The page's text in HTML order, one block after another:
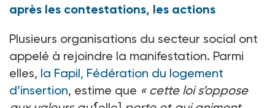
après les contestations, les actions
Plusieurs organisations du secteur social ont
appelé à rejoindre la manifestation. Parmi
elles, la Fapil, Fédération du logement
d’insertion, estime que « cette loi s’oppose